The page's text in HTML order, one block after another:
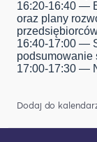
16:20-16:40 —
oraz plany
16:40-17:00 —
podsumowanie
17:00-17:30 —
Dodaj do